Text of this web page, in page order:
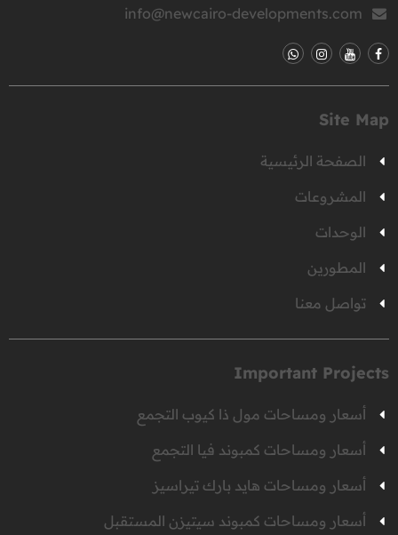
info@newcairo-developments.com
Site Map
الصفحة الرئيسية
المشروعات
الوحدات
المطورين
تواصل معنا
Important Projects
أسعار ومساحات مول ذا كيوب التجمع
أسعار ومساحات كمبوند فيا التجمع
أسعار ومساحات هايد بارك تيراسيز
أسعار ومساحات كمبوند سيتيزن المستقبل